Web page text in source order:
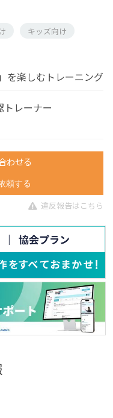
キッズ向け
を楽しむトレーニング
トレーナー
わせる
頼する
違反報告はこちら